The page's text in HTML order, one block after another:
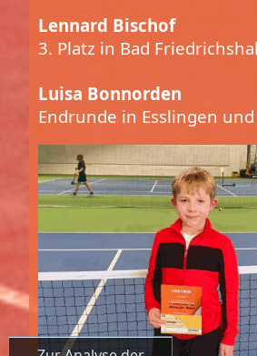
Lennard Bischof
3. Platz in Bad
Luisa Bonnorden
Endrunde in Esslingen